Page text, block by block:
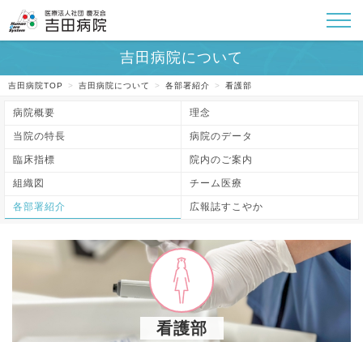
吉田病院TOP > 吉田病院について > 各部署紹介 > 看護部
病院概要 理念
当院の特長 病院のデータ
臨床指標 院内のご案内
組織図 チーム医療
各部署紹介 広報誌すこやか